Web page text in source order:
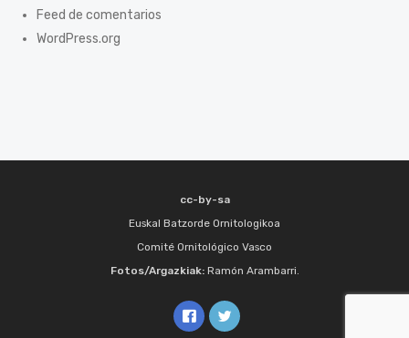
Feed de comentarios
WordPress.org
cc-by-sa
Euskal Batzorde Ornitologikoa
Comité Ornitológico Vasco
Fotos/Argazkiak:Ramón Arambarri.